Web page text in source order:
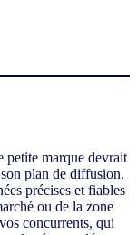
petite marque devrait
plan de diffusion.
précises et fiables
ou de la zone
concurrents, qui